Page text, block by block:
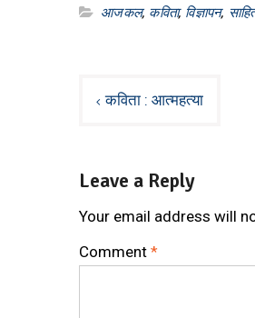
आजकल, कविता, विज्ञापन,
Postकविता : आत्महत्या
Leave a Reply
Your email address will
Comment *